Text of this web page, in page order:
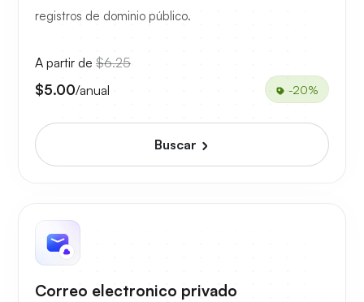
registros de dominio público.
A partir de $6.25
$5.00/anual -20%
Buscar
Correo electronico privado